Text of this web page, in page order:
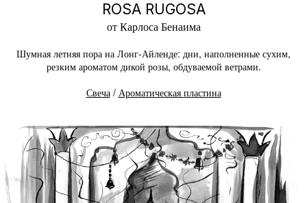
ROSA RUGOSA
от Карлоса Бенаима
Шумная летняя пора на Лонг-Айленде: дни, наполненные сухим,
резким ароматом дикой розы, обдуваемой ветрами.
Свеча/ Ароматическая пластина